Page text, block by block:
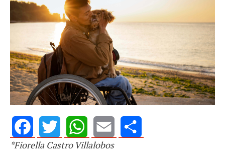
FacebookTwitterWhatsApp
Email
*Fiorella Castro Villalobos